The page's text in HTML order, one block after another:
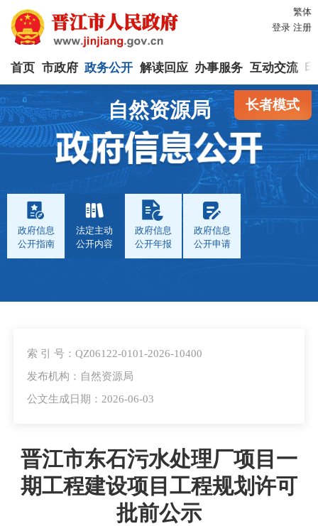
繁体
登录 注册
首页 市政府 政务公开 解读回应 办事服务 互动交流
长者模式
自然资源局
政府信息
公开指南
法定主动
公开内容
政府信息
公开年报
政府信息
公开申请
索 引 号：QZ06122-0101-2026-10400
发布机构：自然资源局
公文生成日期：2026-06-03
晋江市东石污水处理厂项目一
期工程建设项目工程规划许可
批前公示